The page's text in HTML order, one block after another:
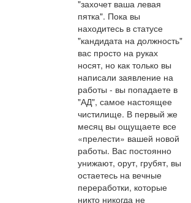
"захочет ваша левая
пятка". Пока вы
находитесь в статусе
"кандидата на должность"
вас просто на руках
носят, но как только вы
написали заявление на
работы - вы попадаете в
"АД", самое настоящее
чистилище. В первый же
месяц вы ощущаете все
«прелести» вашей новой
работы. Вас постоянно
унижают, орут, грубят, вы
остаетесь на вечные
переработки, которые
никто никогда не